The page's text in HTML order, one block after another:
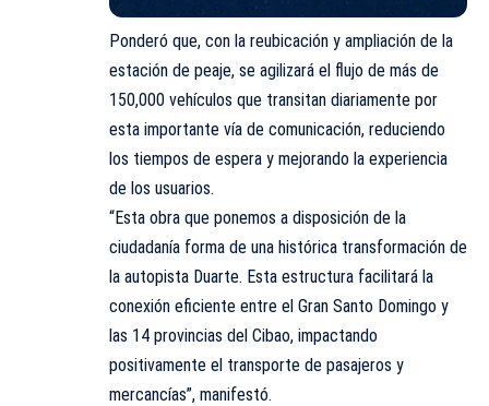
Ponderó que, con la reubicación y ampliación de la
estación de peaje, se agilizará el flujo de más de
150,000 vehículos que transitan diariamente por
esta importante vía de comunicación, reduciendo
los tiempos de espera y mejorando la experiencia
de los usuarios.
“Esta obra que ponemos a disposición de la
ciudadanía forma de una histórica transformación de
la autopista Duarte. Esta estructura facilitará la
conexión eficiente entre el Gran Santo Domingo y
las 14 provincias del Cibao, impactando
positivamente el transporte de pasajeros y
mercancías”, manifestó.